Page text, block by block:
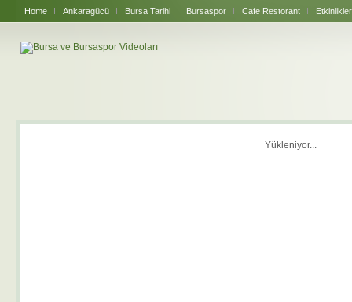
Home Ankaragücü Bursa Tarihi Bursaspor Cafe Restorant Etkinlikler
Yükleniyor...